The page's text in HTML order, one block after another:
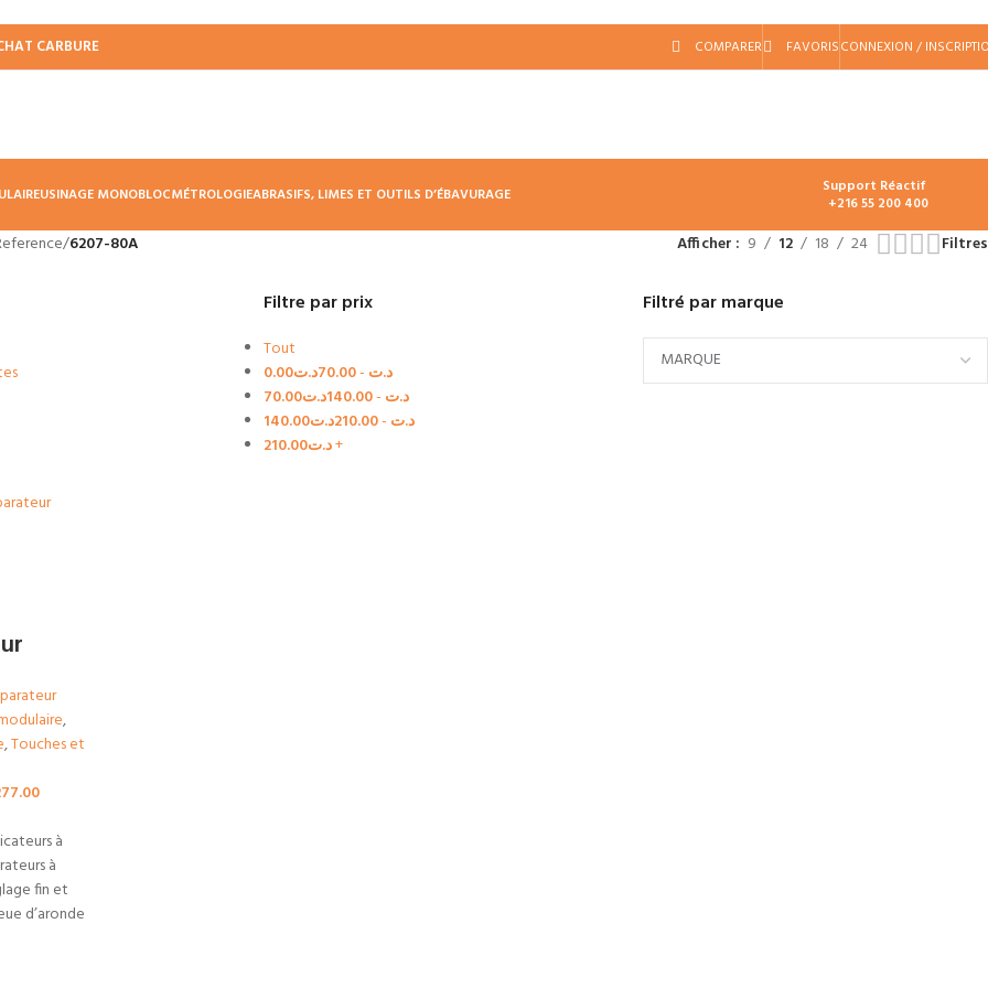
CARBURE COMPARER FAVORISCONNEXION /
USINAGE MONOBLOCMÉTROLOGIEABRASIFS, LIMES ET OUTILS D’ÉBAVURAGE
Support Réactif
+216 55 200 400
/6207-80A Afficher 9 12 18 24 Filtres
Filtre par prix
Tout
0.00
د.ت -
70.00د.ت
70.00
د.ت -
140.00د.ت
140.00
د.ت -
210.00د.ت
210.00د.ت+
Filtré par marque
,
,Touches et
à
à
fin et
d’aronde